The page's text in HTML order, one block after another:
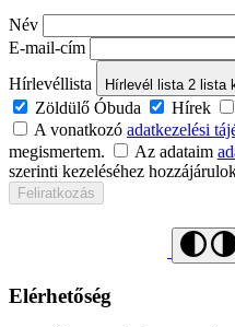
Név
E-mail-cím
Hírlevéllista
Hírlevél lista 2 lista
Zöldülő Óbuda Hírek
A vonatkozó adatkezelési
megismertem.
Az adataim
szerinti kezeléséhez
Feliratkozás
Elérhetőség